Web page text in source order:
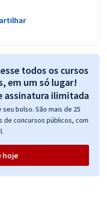
todos os cursos
em um só lugar!
bolso. São mais de 25
de concursos públicos, com
hoje